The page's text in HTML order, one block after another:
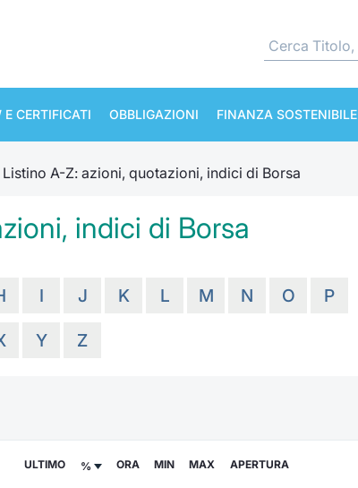
E CERTIFICATI OBBLIGAZIONI FINANZA SOSTENIBILE
Listino A-Z: azioni, quotazioni, indici di Borsa
indici di Borsa
I J K L M N O P
Y Z
ULTIMO % ORA MIN MAX APERTURA